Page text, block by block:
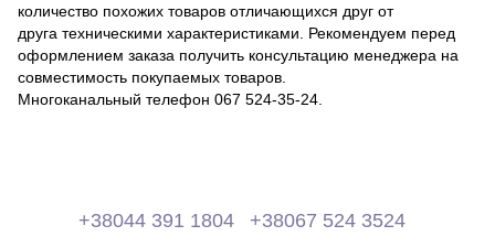
количество похожих товаров отличающихся друг от
друга техническими характеристиками. Рекомендуем перед
оформлением заказа получить консультацию менеджера на
совместимость покупаемых товаров.
Многоканальный телефон 067 524-35-24.
+38044 391 1804
+38067 524 3524